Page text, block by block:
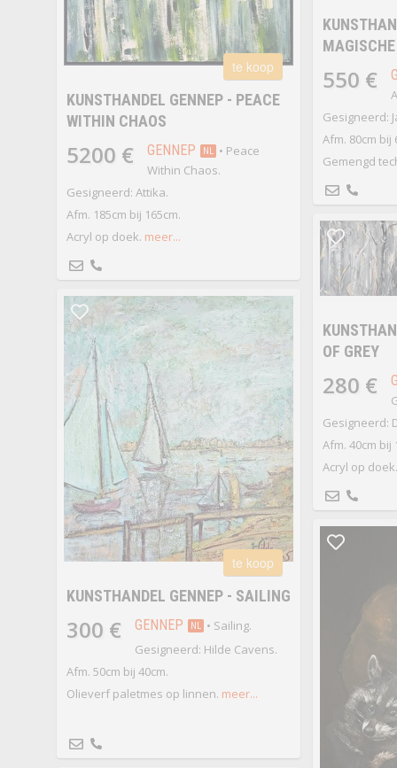
550 €
Gesigneerd:
Afm. 80cm bij
Gemengd
te koop
KUNSTHANDEL GENNEP - PEACE
WITHIN CHAOS
5200 € GENNEP NL • Peace
Within Chaos.
Gesigneerd: Attika.
Afm. 185cm bij 165cm.
Acryl op doek. meer...
OF GREY
280 €
Gesigneerd:
Afm. 40cm bij
Acryl op doek.
te koop
KUNSTHANDEL GENNEP - SAILING
300 € GENNEP NL • Sailing.
Gesigneerd: Hilde Cavens.
Afm. 50cm bij 40cm.
Olieverf paletmes op linnen. meer...